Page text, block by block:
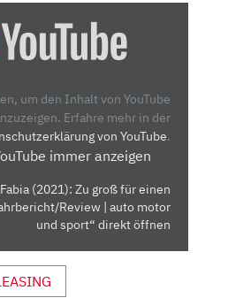
|
um den Inhalt von YouTube
Erfahre mehr in der
von YouTube.
immer anzeigen
(2021): Zu groß für einen
Review | auto motor
und sport“ direkt öffnen